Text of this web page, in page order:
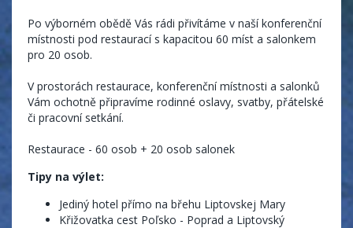
Po výborném obědě Vás rádi přivítáme v naší konferenční
místnosti pod restaurací s kapacitou 60 míst a salonkem
pro 20 osob.
V prostorách restaurace, konferenční místnosti a salonků
Vám ochotně připravíme rodinné oslavy, svatby, přátelské
či pracovní setkání.
Restaurace - 60 osob + 20 osob salonek
Tipy na výlet:
Jediný hotel přímo na břehu Liptovskej Mary
Křižovatka cest Poľsko - Poprad a Liptovský